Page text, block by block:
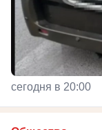
сегодня в 20:00